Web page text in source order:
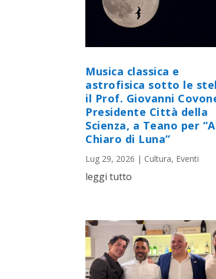
Musica classica e
astrofisica sotto le
il Prof. Giovanni
Presidente Città della
Scienza, a Teano per
Chiaro di Luna”
Lug 29, 2026 | Cultura, Eventi
leggi tutto